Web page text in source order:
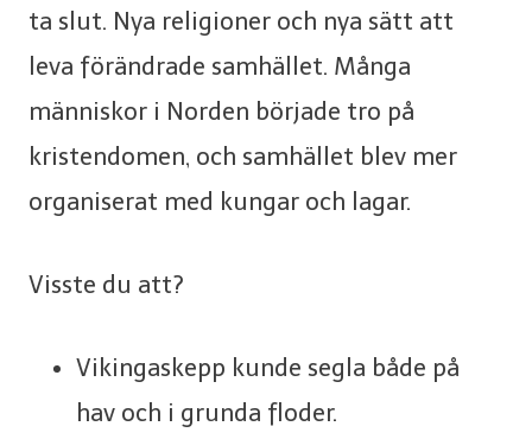
ta slut. Nya religioner och nya sätt att
leva förändrade samhället. Många
människor i Norden började tro på
kristendomen, och samhället blev mer
organiserat med kungar och lagar.
Visste du att?
Vikingaskepp kunde segla både på
hav och i grunda floder.